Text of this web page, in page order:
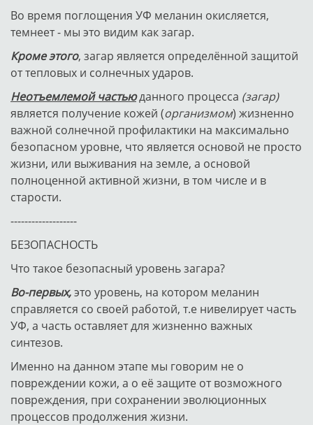
Во время поглощения УФ меланин окисляется,
темнеет - мы это видим как загар.
Кроме этого, загар является определённой защитой
от тепловых и солнечных ударов.
Неотъемлемой частьюданного процесса (загар)
является получение кожей (организмом) жизненно
важной солнечной профилактики на максимально
безопасном уровне, что является основой не просто
жизни, или выживания на земле, а основой
полноценной активной жизни, в том числе и в
старости.
-------------------
БЕЗОПАСНОСТЬ
Что такое безопасный уровень загара?
Во-первых,это уровень, на котором меланин
справляется со своей работой, т.е нивелирует часть
УФ, а часть оставляет для жизненно важных
синтезов.
Именно на данном этапе мы говорим не о
повреждении кожи, а о её защите от возможного
повреждения, при сохранении эволюционных
процессов продолжения жизни.